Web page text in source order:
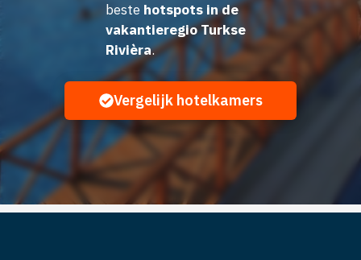
beste hotspots in de
vakantieregio Turkse
Rivièra.
Vergelijk hotelkamers